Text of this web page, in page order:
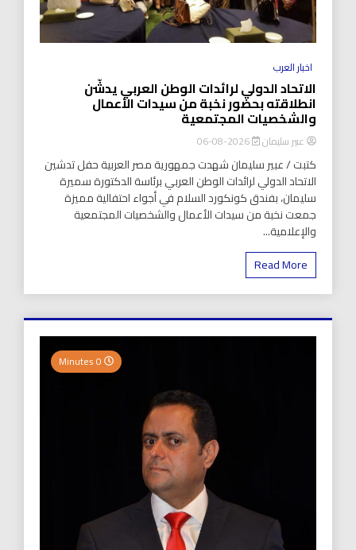
اخبار العرب
الاتحاد الدولي لرائدات الوطن العربي يدشّن
انطلاقته بحضور نخبة من سيدات الأعمال
والشخصيات المجتمعية
عبير سليمان 2026-08-06
كتبت / عبير سليمان شهدت جمهورية مصر العربية حفل تدشين
الاتحاد الدولي لرائدات الوطن العربي برئاسة الدكتورة سميرة
سليمان، بفندق كونكورد السلام في أجواء احتفالية مميزة
جمعت نخبة من سيدات الأعمال والشخصيات المجتمعية
والإعلامية...
Read More